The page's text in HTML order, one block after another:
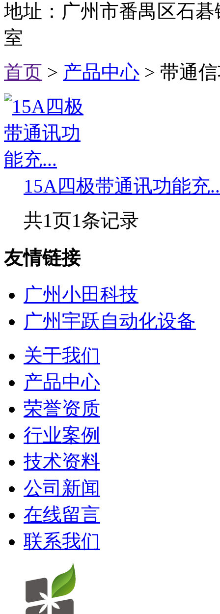
地址： 广州市番禺区石
室
首页 > 产品中心 > 带通
15A四极带通讯功能充
共1页1条记录
友情链接
广州小田科技
广州宇跃自动化设备
关于我们
产品中心
荣誉资质
行业案例
技术资料
公司新闻
在线留言
联系我们